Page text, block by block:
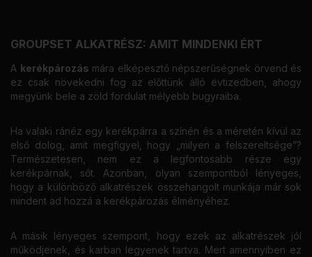
GROUPSET ALKATRÉSZ: AMIT MINDENKI ÉRT
A kerékpározás mára elképesztő népszerűségnek örvend és
ez csak növekedni fog az előttünk álló évtizedben, ahogy
megyünk bele a zöld fordulat mélyebb bugyraiba.
Ha valaki ránéz egy kerékpárra a színén és a méretén kívül az
első dolog, amit megfigyel, hogy „milyen a felszereltsége”?
Természetesen, nem ez a legfontosabb része egy
kerékpárnak, sőt. Azonban, olyan szempontból lényeges,
hogy a különböző alkatrészek összehangolt munkája már sok
mindent ad hozzá a kerékpározás élményéhez.
A másik lényeges szempont, hogy ezek az alkatrészek jól
működjenek, és karban legyenek tartva. Mert amennyiben ez